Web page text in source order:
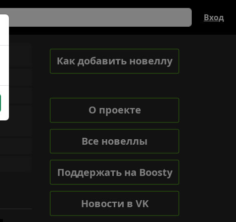
Вход
Как добавить новеллу
О проекте
Все новеллы
Поддержать на Boosty
Новости в VK